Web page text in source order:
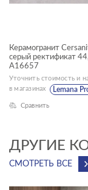
Гостиная
Коридор
Кухня
Керамогранит
серый ректификат
A16657
Уточнить стоимость и
в магазинах
Lemana
Сравнить
ДРУГИЕ
СМОТРЕТЬ ВСЕ